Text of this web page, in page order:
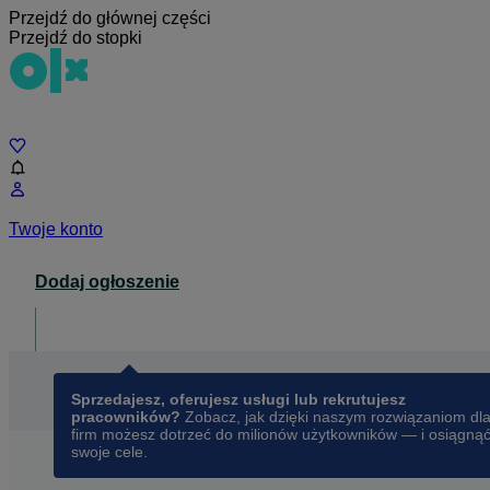
Przejdź do głównej części
Przejdź do stopki
Twoje konto
Dodaj ogłoszenie
Sprzedajesz, oferujesz usługi lub rekrutujesz
pracowników? Zobacz, jak dzięki naszym rozwiązaniom dla
firm możesz dotrzeć do milionów użytkowników — i osiągnąć
swoje cele.